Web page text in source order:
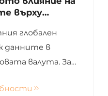
върху
в
глобален
данните в
валута. За
RFID